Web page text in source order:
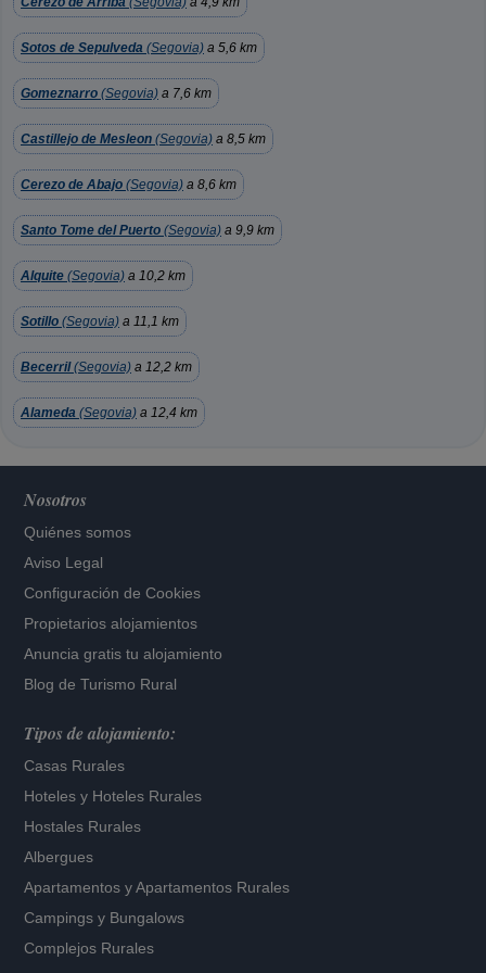
Sotos de Sepulveda (Segovia) a 5,6 km
Gomeznarro (Segovia) a 7,6 km
Castillejo de Mesleon (Segovia) a 8,5 km
Cerezo de Abajo (Segovia) a 8,6 km
Santo Tome del Puerto (Segovia) a 9,9 km
Alquite (Segovia) a 10,2 km
Sotillo (Segovia) a 11,1 km
Becerril(Segovia) a 12,2 km
Alameda (Segovia) a 12,4 km
Nosotros
Quiénes somos
Aviso Legal
Configuración de Cookies
Propietarios alojamientos
Anuncia gratis tu alojamiento
Blog de Turismo Rural
Tipos de alojamiento:
Casas Rurales
Hoteles y Hoteles Rurales
Hostales Rurales
Albergues
Apartamentos yApartamentos Rurales
Campings y Bungalows
Complejos Rurales